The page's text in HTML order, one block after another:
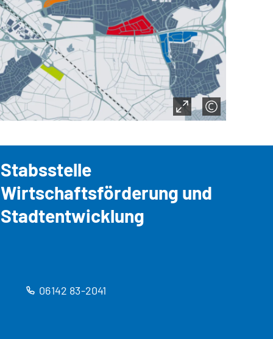
Stabsstelle
Wirtschaftsförderung und
Stadtentwicklung
06142 83-2041